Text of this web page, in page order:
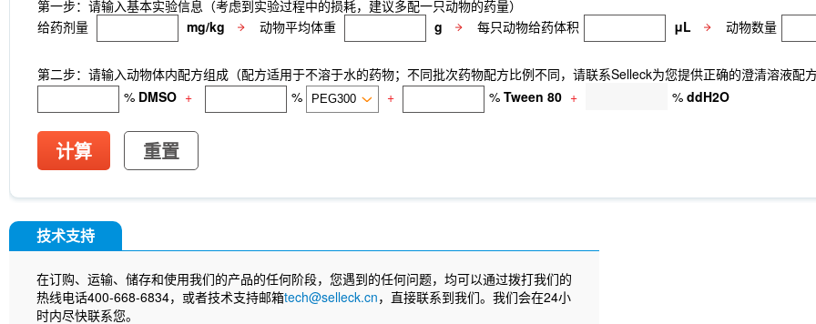
第一步：请输入基本实验信息（考虑到实验过程中的损耗，建议多配一只动物的药量）
给药剂量
mg/kg 动物平均体重 g 每只动物给药体积 μL 动物数量
第二步：请输入动物体内配方组成（配方适用于不溶于水的药物；不同批次药物配方比例不同，请联系Selleck为您提供正确的澄清溶液配
% DMSO + % + % Tween 80 + % ddH2O
计算 重置
技术支持
在订购、运输、储存和使用我们的产品的任何阶段，您遇到的任何问题，均可以通过拨打我们的
热线电话400-668-6834，或者技术支持邮箱tech@selleck.cn，直接联系到我们。我们会在24小
时内尽快联系您。